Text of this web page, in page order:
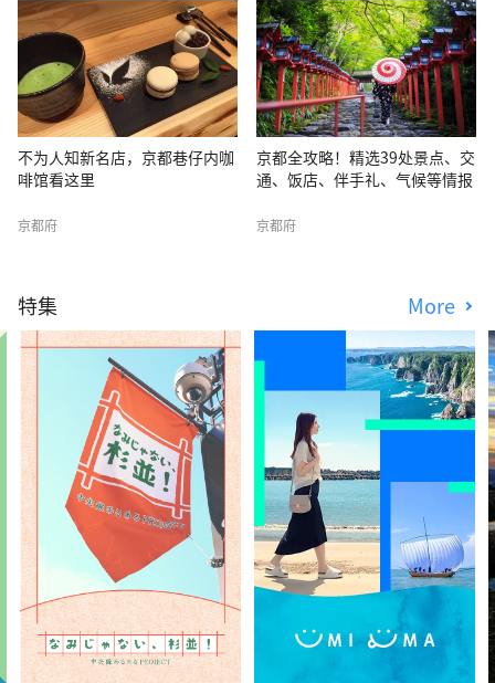
不为人知新名店，京都巷仔内咖
啡馆看这里
京都府
京都全攻略！精选39处景点、交
通、饭店、伴手礼、气候等情报
京都府
特集 More